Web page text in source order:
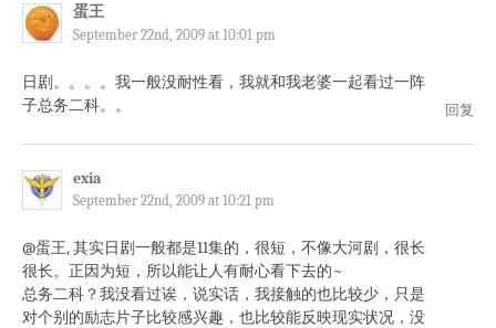
蛋王
September 22nd, 2009 at 10:01 pm
日剧。。。。我一般没耐性看，我就和我老婆一起看过一阵
子总务二科。。
回复
exia
September 22nd, 2009 at 10:21 pm
@蛋王, 其实日剧一般都是11集的，很短，不像大河剧，很长
很长。正因为短，所以能让人有耐心看下去的~
总务二科？我没看过诶，说实话，我接触的也比较少，只是
对个别的励志片子比较感兴趣，也比较能反映现实状况，没